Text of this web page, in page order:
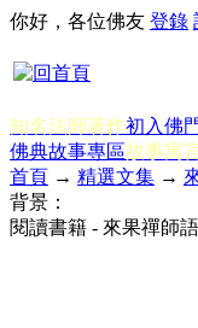
你好，各位佛友 登錄
知名法師著作初入佛
佛典故事專區故事寓
首頁 → 精選文集 →
背景：
閱讀書籍 - 來果禪師